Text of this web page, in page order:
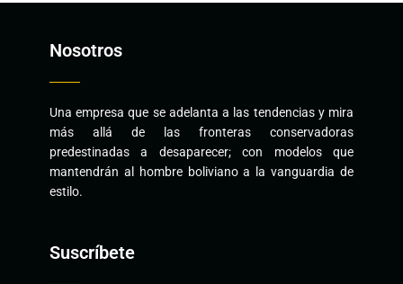
Nosotros
Una empresa que se adelanta a las tendencias y mira
más allá de las fronteras conservadoras
predestinadas a desaparecer; con modelos que
mantendrán al hombre boliviano a la vanguardia de
estilo.
Suscríbete